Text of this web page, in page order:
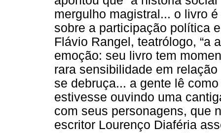
mergulho magistral... o livro
sobre a participação política
Flávio Rangel, teatrólogo, “a
emoção: seu livro tem
rara sensibilidade em
se debruça... a gente lê
estivesse ouvindo uma
com seus personagens, que
escritor Lourenço Diaféria